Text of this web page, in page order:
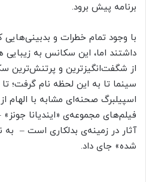
برنامه پیش برود.
با وجود تمام خطرات و
داشتند اما، این سکانس به
از شگفت‌انگیزترین و پرتنش‌ترین
سینما تا به این لحظه نام گرفت؛
اسپیلبرگ صحنه‌ای مشابه با الهام
فیلم‌های مجموعه‌ی «ایندیانا
آثار در زمینه‌ی بدلکاری است –
شده» جای داد.